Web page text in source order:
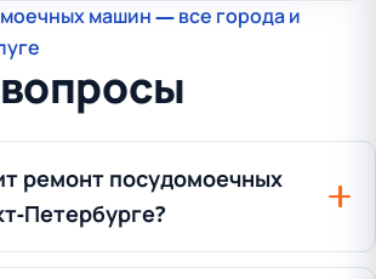
машин — все города и
ремонт посудомоечных
Петербурге?